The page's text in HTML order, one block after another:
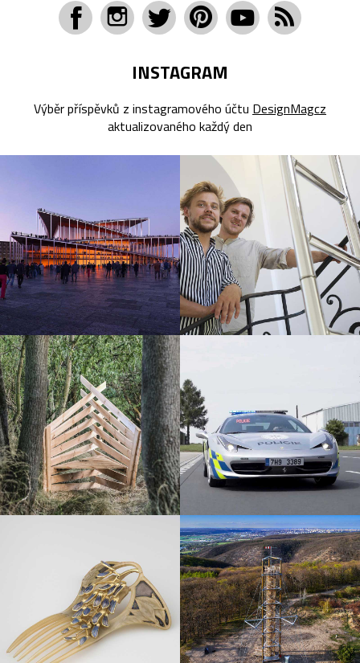
INSTAGRAM
Výběr příspěvků z instagramového účtu DesignMagcz
aktualizovaného každý den